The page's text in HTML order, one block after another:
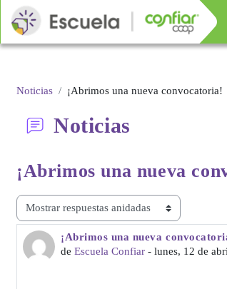
Salta al contenido principal
Noticias ¡Abrimos una nueva convocatoria!
Noticias
¡Abrimos una nueva
Mostrar modo
¡Abrimos una nueva
de Escuela Confiar - lunes, 12 de
Número de respuestas: 0